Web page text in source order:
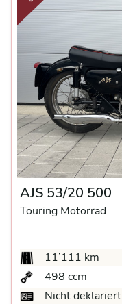
AJS 53/20 500
Touring Motorrad
11’111 km
498 ccm
Nicht deklariert